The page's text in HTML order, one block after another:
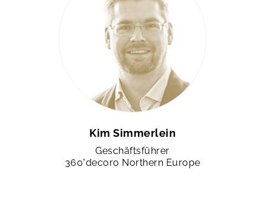
Kim Simmerlein
Geschäftsführer
360°decoro Northern Europe